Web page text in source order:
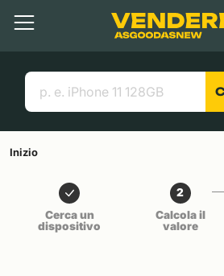
Contenuto principale
Menu
Cerca
Link utili
Inizio
Cerca un
dispositivo
2
Calcola il
valore